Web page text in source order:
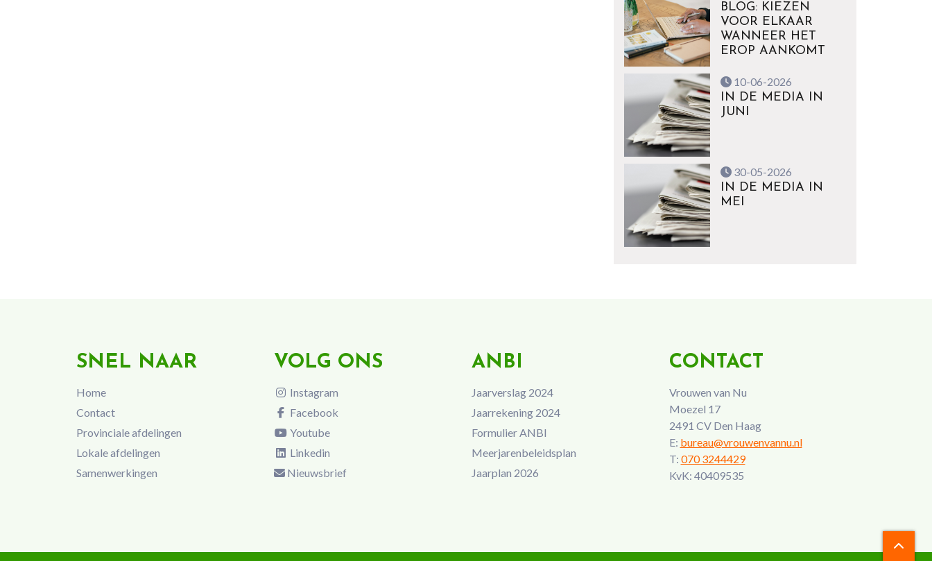
BLOG: KIEZEN
VOOR ELKAAR
WANNEER HET
EROP AANKOMT
10-06-2026
IN DE MEDIA IN
JUNI
30-05-2026
IN DE MEDIA IN
MEI
SNEL NAAR
Home
Contact
Provinciale afdelingen
Lokale afdelingen
Samenwerkingen
VOLG ONS
Instagram
Facebook
Youtube
Linkedin
Nieuwsbrief
ANBI
Jaarverslag 2024
Jaarrekening 2024
Formulier ANBI
Meerjarenbeleidsplan
Jaarplan 2026
CONTACT
Vrouwen van Nu
Moezel 17
2491 CV Den Haag
E: bureau@vrouwenvannu.nl
T: 070 3244429
KvK: 40409535